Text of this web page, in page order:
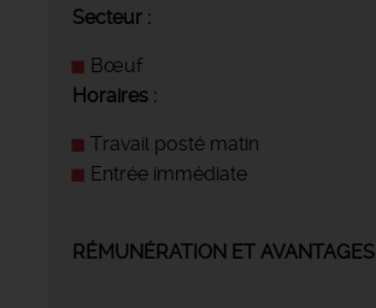
Secteur :
Bœuf
Horaires :
Travail posté matin
Entrée immédiate
RÉMUNÉRATION ET AVANTAGES